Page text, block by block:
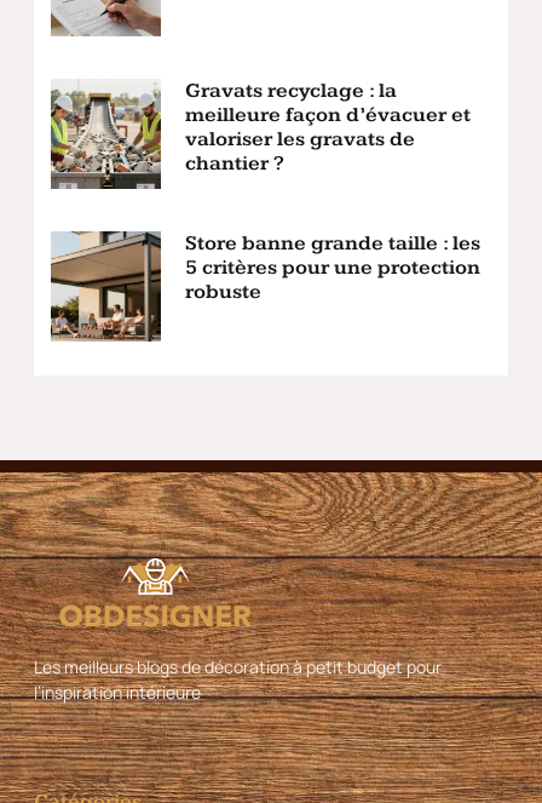
Gravats recyclage : la
meilleure façon d’évacuer et
valoriser les gravats de
chantier ?
Store banne grande taille : les
5 critères pour une protection
robuste
Les meilleurs blogs de décoration à petit budget pour
l’inspiration intérieure